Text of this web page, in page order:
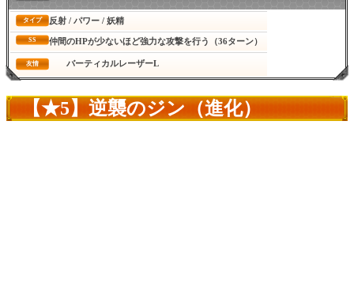
タイプ 反射 / パワー / 妖精
SS 仲間のHPが少ないほど強力な攻撃を行う（36ターン）
友情 バーティカルレーザーL
【★5】逆襲のジン（進化）